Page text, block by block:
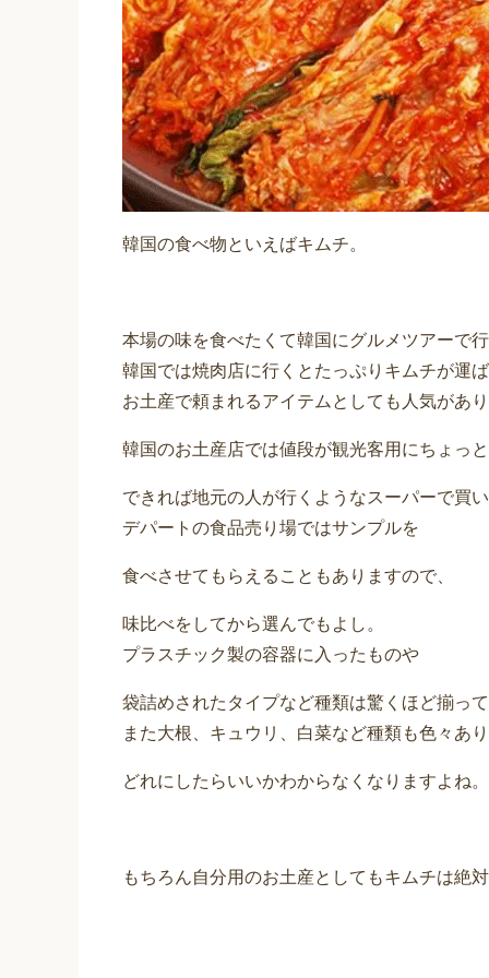
韓国の食べ物といえばキムチ。
本場の味を食べたくて韓国にグルメツアーで
韓国では焼肉店に行くとたっぷりキムチが運
お土産で頼まれるアイテムとしても人気があ
韓国のお土産店では値段が観光客用にちょっ
できれば地元の人が行くようなスーパーで買
デパートの食品売り場ではサンプルを
食べさせてもらえることもありますので、
味比べをしてから選んでもよし。
プラスチック製の容器に入ったものや
袋詰めされたタイプなど種類は驚くほど揃っ
また大根、キュウリ、白菜など種類も色々あ
どれにしたらいいかわからなくなりますよね。
もちろん自分用のお土産としてもキムチは絶